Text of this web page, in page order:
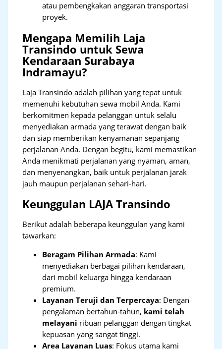
atau pembengkakan anggaran transportasi
proyek.
Mengapa Memilih Laja
Transindo untuk Sewa
Kendaraan Surabaya
Indramayu?
Laja Transindo adalah pilihan yang tepat untuk
memenuhi kebutuhan sewa mobil Anda. Kami
berkomitmen kepada pelanggan untuk selalu
menyediakan armada yang terawat dengan baik
dan siap memberikan kenyamanan sepanjang
perjalanan Anda. Dengan begitu, kami memastikan
Anda menikmati perjalanan yang nyaman, aman,
dan menyenangkan, baik untuk perjalanan jarak
jauh maupun perjalanan sehari-hari.
Keunggulan LAJA Transindo
Berikut adalah beberapa keunggulan yang kami
tawarkan:
Beragam Pilihan Armada: Kami
menyediakan berbagai pilihan kendaraan,
dari mobil keluarga hingga kendaraan
premium.
Layanan Teruji dan Terpercaya: Dengan
pengalaman bertahun-tahun, kami telah
melayani ribuan pelanggan dengan tingkat
kepuasan yang sangat tinggi.
Area Layanan Luas: Fokus utama kami